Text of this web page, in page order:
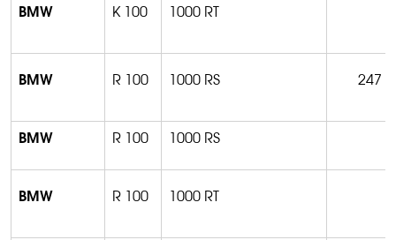
BMW K 100 1000 RT
BMW R 100 1000 RS 247
BMW R 100 1000 RS
BMW R 100 1000 RT